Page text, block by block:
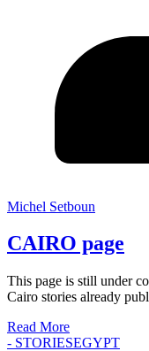
Michel Setboun
CAIRO page
This page is still under
Cairo stories already
Read More
- STORIESEGYPT